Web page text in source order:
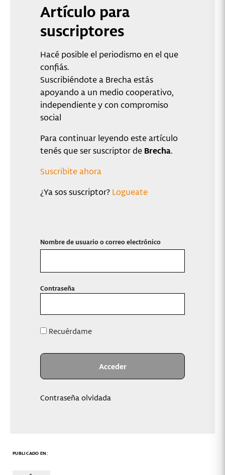
Artículo para
suscriptores
Hacé posible el periodismo en el que
confiás.
Suscribiéndote a Brecha estás
apoyando a un medio cooperativo,
independiente y con compromiso
social
Para continuar leyendo este artículo
tenés que ser suscriptor de Brecha.
Suscribite ahora
¿Ya sos suscriptor? Logueate
Nombre de usuario o correo electrónico
Contraseña
Recuérdame
Contraseña olvidada
PUBLICADO EN: